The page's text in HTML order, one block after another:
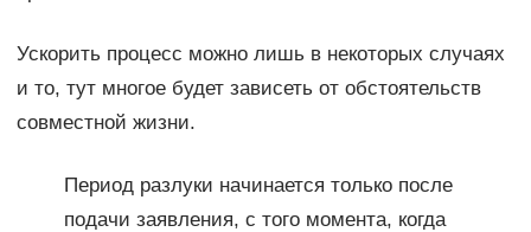
Ускорить процесс можно лишь в некоторых случаях
и то, тут многое будет зависеть от обстоятельств
совместной жизни.
Период разлуки начинается только после
подачи заявления, с того момента, когда